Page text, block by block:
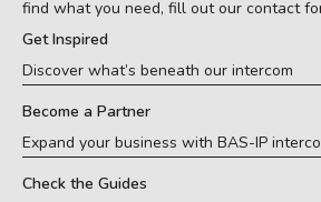
find what you need, fill out our contact
Get Inspired
Discover what’s beneath our intercom
Become a Partner
Expand your business with BAS-IP
Check the Guides